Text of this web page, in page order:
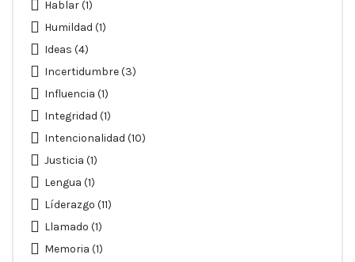
Hablar(1)
Humildad (1)
Ideas (4)
Incertidumbre(3)
Influencia (1)
Integridad (1)
Intencionalidad (10)
Justicia (1)
Lengua (1)
Líderazgo (11)
Llamado (1)
Memoria (1)